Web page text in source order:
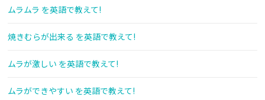
ムラムラ を英語で教えて!
焼きむらが出来る を英語で教えて!
ムラが激しい を英語で教えて!
ムラができやすい を英語で教えて!